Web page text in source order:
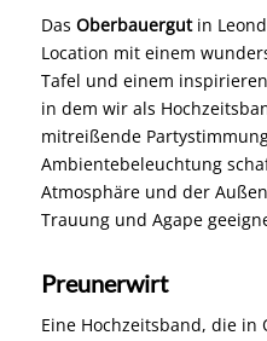
Oberbauergut
DasOberbauergut in
Location mit einem
Tafel und einem
in dem wir als
mitreißende
Atmosphäre und der